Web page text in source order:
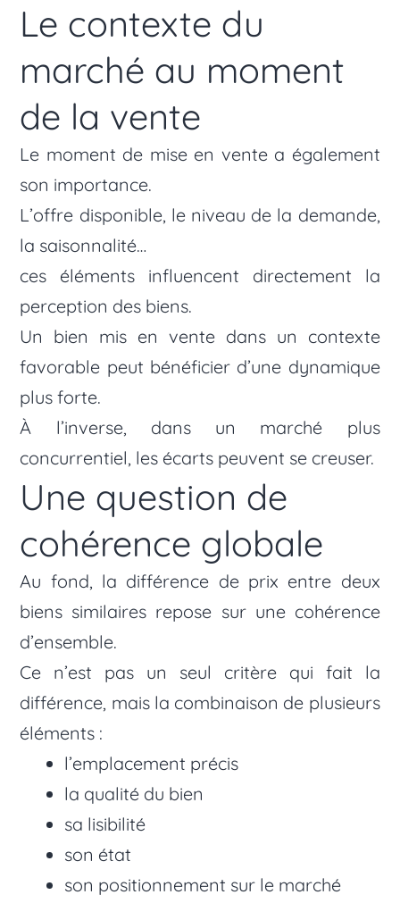
Le contexte du
marché au moment
de la vente
Le moment de mise en vente a également
son importance.
L’offre disponible, le niveau de la demande,
la saisonnalité…
ces éléments influencent directement la
perception des biens.
Un bien mis en vente dans un contexte
favorable peut bénéficier d’une dynamique
plus forte.
À l’inverse, dans un marché plus
concurrentiel, les écarts peuvent se creuser.
Une question de
cohérence globale
Au fond, la différence de prix entre deux
biens similaires repose sur une cohérence
d’ensemble.
Ce n’est pas un seul critère qui fait la
différence, mais la combinaison de plusieurs
éléments :
l’emplacement précis
la qualité du bien
sa lisibilité
son état
son positionnement sur le marché